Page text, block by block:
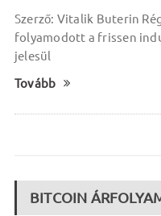
Szerző: Vitalik Buterin
folyamodott a frissen
jelesül
Tovább
BITCOIN